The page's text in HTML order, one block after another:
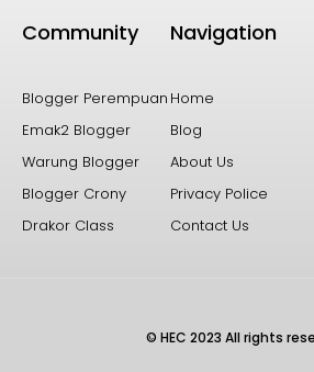
Community
Blogger Perempuan
Emak2 Blogger
Warung Blogger
Blogger Crony
Drakor Class
Navigation
Home
Blog
About Us
Privacy Police
Contact Us
© HEC 2023 All rights